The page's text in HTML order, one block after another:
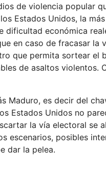
de violencia popular
Estados Unidos, la
dificultad económica
en caso de fracasar
que permita sortear el
de asaltos violentos.
Maduro, es decir del
Estados Unidos no
la vía electoral se
escenarios, posibles
dar la pelea.